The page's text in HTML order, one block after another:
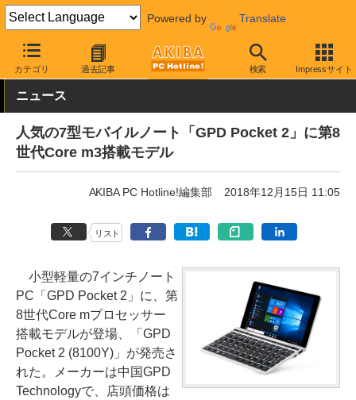
Powered by Translate
カテゴリ 過去記事 検索 Impressサイト
AKIBA PC Hotline! PC本体・ソフト ノートPC
ニュース
人気の7型モバイルノート「GPD Pocket 2」に第8
世代Core m3搭載モデル
AKIBA PC Hotline!編集部 2018年12月15日 11:05
リスト
小型軽量の7インチノート
PC「GPD Pocket 2」に、第
8世代Core mプロセッサー
搭載モデルが登場、「GPD
Pocket 2 (8100Y)」が発売さ
れた。メーカーは中国GPD
Technologyで、店頭価格は